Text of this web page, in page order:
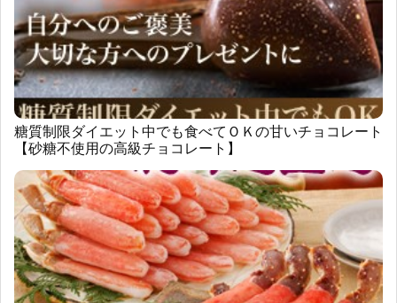
糖質制限ダイエット中でも食べてＯＫの甘いチョコレート
【砂糖不使用の高級チョコレート】